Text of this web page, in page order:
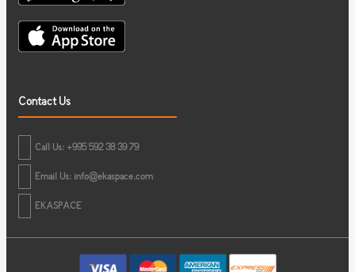
Contact Us
Call Us: +995 592 38 39 79
Email Us: info@ekaspace.com
EKASPACE